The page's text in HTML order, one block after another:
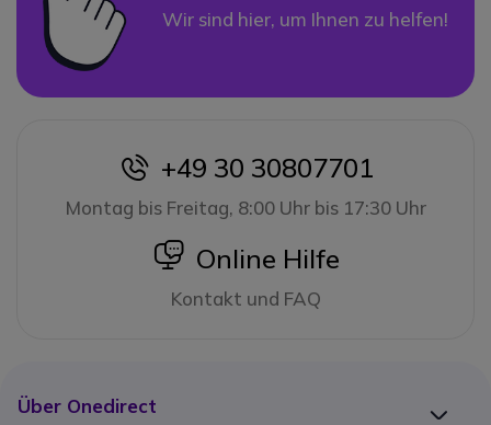
Wir sind hier, um Ihnen zu helfen!
icon
+49 30 30807701
Montag bis Freitag, 8:00 Uhr bis 17:30 Uhr
icon
Online Hilfe
Kontakt und FAQ
Über Onedirect